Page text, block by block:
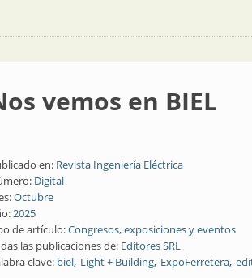
vemos en BIEL
en: Revista Ingeniería Eléctrica
Digital
Octubre
2025
de artículo:Congresos, exposiciones y eventos
las publicaciones de: Editores SRL
clave: biel Light + Building ExpoFerretera